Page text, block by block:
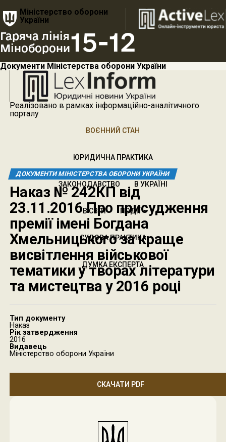
Міністерство оборони
України
Гаряча лінія
Міноборони15-12
Документи Міністерства оборони України
Реалізовано в рамках інформаційно-аналітичного
порталу
ВОЄННИЙ СТАН
ЮРИДИЧНА ПРАКТИКА
ЗАКОНОДАВСТВО В УКРАЇНІ
В СВІТІ ПОДІЇ
СУДОВА ПРАКТИКА
ДУМКА ЕКСПЕРТА
ДОКУМЕНТИ МІНІСТЕРСТВА ОБОРОНИ УКРАЇНИ
Наказ № 242КП від
23.11.2016 Про присудження
премії імені Богдана
Хмельницького за краще
висвітлення військової
тематики у творах літератури
та мистецтва у 2016 році
Тип документу
Наказ
Рік затвердження
2016
Видавець
Міністерство оборони України
СКАЧАТИ PDF